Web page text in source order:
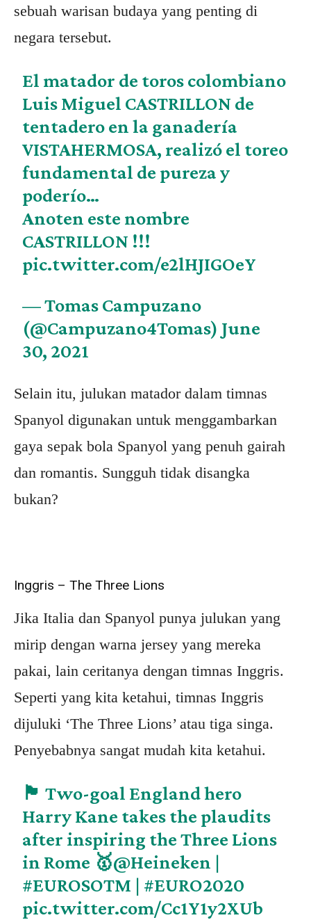
sebuah warisan budaya yang penting di
negara tersebut.
El matador de toros colombiano
Luis Miguel CASTRILLON de
tentadero en la ganadería
VISTAHERMOSA, realizó el toreo
fundamental de pureza y
poderío…
Anoten este nombre
CASTRILLON !!!
pic.twitter.com/e2lHJIGOeY
— Tomas Campuzano
(@Campuzano4Tomas) June
30, 2021
Selain itu, julukan matador dalam timnas
Spanyol digunakan untuk menggambarkan
gaya sepak bola Spanyol yang penuh gairah
dan romantis. Sungguh tidak disangka
bukan?
Inggris – The Three Lions
Jika Italia dan Spanyol punya julukan yang
mirip dengan warna jersey yang mereka
pakai, lain ceritanya dengan timnas Inggris.
Seperti yang kita ketahui, timnas Inggris
dijuluki ‘The Three Lions’ atau tiga singa.
Penyebabnya sangat mudah kita ketahui.
🏴󠁧󠁢󠁥󠁮󠁧󠁿 Two-goal England hero
Harry Kane takes the plaudits
after inspiring the Three Lions
in Rome 🥇@Heineken |
#EUROSOTM | #EURO2020
pic.twitter.com/Cc1Y1y2XUb